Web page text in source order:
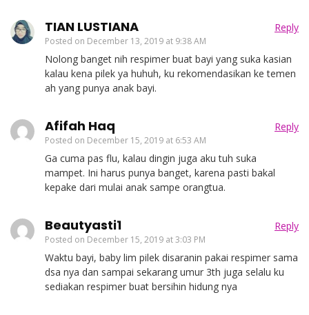
TIAN LUSTIANA
Posted on December 13, 2019 at 9:38 AM
Reply
Nolong banget nih respimer buat bayi yang suka kasian
kalau kena pilek ya huhuh, ku rekomendasikan ke temen
ah yang punya anak bayi.
Afifah Haq
Posted on December 15, 2019 at 6:53 AM
Reply
Ga cuma pas flu, kalau dingin juga aku tuh suka
mampet. Ini harus punya banget, karena pasti bakal
kepake dari mulai anak sampe orangtua.
Beautyasti1
Posted on December 15, 2019 at 3:03 PM
Reply
Waktu bayi, baby lim pilek disaranin pakai respimer sama
dsa nya dan sampai sekarang umur 3th juga selalu ku
sediakan respimer buat bersihin hidung nya